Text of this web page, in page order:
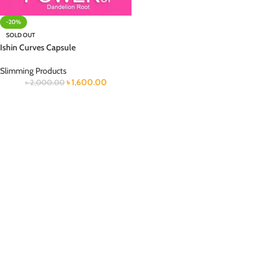
-20%
SOLD OUT
Ishin Curves Capsule
Slimming Products
৳2,000.00 ৳1,600.00